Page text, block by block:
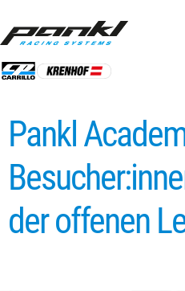
content
Pankl
der offenen